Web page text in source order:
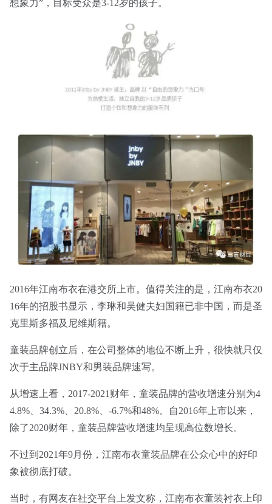
想象力”，目标受众是3-12岁的孩子。
2016年江南布衣在港交所上市。值得关注的是，江南布衣20
16年的招股书显示，李琳和吴健夫妇国籍已非中国，而是圣
克里斯多福及尼维斯籍。
童装品牌创立后，在公司整体的地位不断上升，很快就只仅
次于主品牌JNBY和男装品牌速写。
从增速上看，2017-2021财年，童装品牌的营收增速分别为4
4.8%、34.3%、20.8%、-6.7%和48%。自2016年上市以来，
除了2020财年，童装品牌营收增速均呈现高位数增长。
不过到2021年9月份，江南布衣童装品牌在公众心中的好印
象被彻底打破。
当时，有网友在社交平台上发文称，江南布衣童装衬衣上印